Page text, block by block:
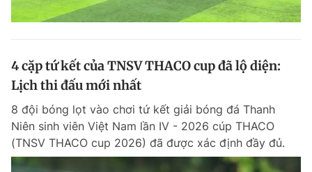
4 cặp tứ kết của TNSV THACO cup đã lộ diện:
Lịch thi đấu mới nhất
8 đội bóng lọt vào chơi tứ kết giải bóng đá Thanh
Niên sinh viên Việt Nam lần IV - 2026 cúp THACO
(TNSV THACO cup 2026) đã được xác định đầy đủ.